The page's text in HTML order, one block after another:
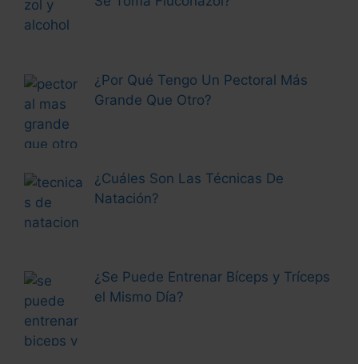
¿Por Qué Tengo Un Pectoral Más
Grande Que Otro?
¿Cuáles Son Las Técnicas De
Natación?
¿Se Puede Entrenar Bíceps y Tríceps
el Mismo Día?